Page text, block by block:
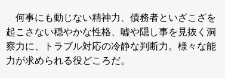
何事にも動じない精神力、債務者といざこざを
起こさない穏やかな性格、嘘や隠し事を見抜く洞
察力に、トラブル対応の冷静な判断力。様々な能
力が求められる役どころだ。